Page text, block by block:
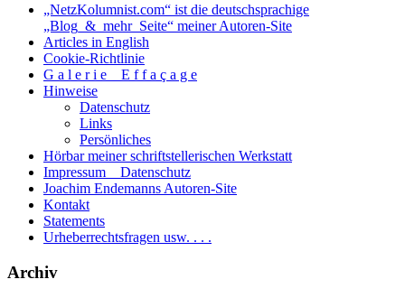
„NetzKolumnist.com“ ist die deutschsprachige
„Blog_&_mehr_Seite“ meiner Autoren-Site
Articles in English
Cookie-Richtlinie
G a l e r i e _ E f f a ç a g e
Hinweise
Datenschutz
Links
Persönliches
Hörbar meiner schriftstellerischen Werkstatt
Impressum _ Datenschutz
Joachim Endemanns Autoren-Site
Kontakt
Statements
Urheberrechtsfragen usw. . . .
Archiv